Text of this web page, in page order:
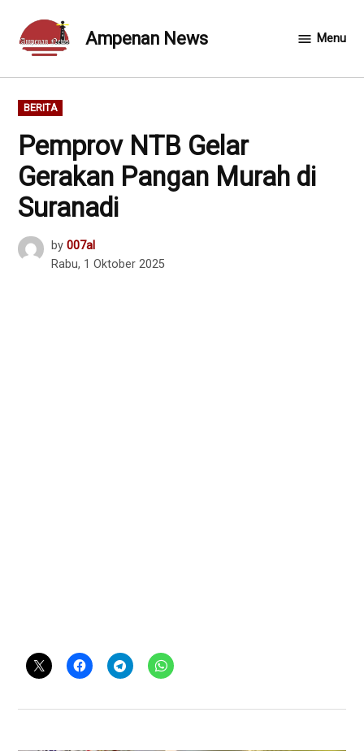
content
Ampenan News Menu
POSTED
IN
BERITA
Pemprov NTB Gelar
Gerakan Pangan Murah di
Suranadi
by 007al
Rabu, 1 Oktober 2025